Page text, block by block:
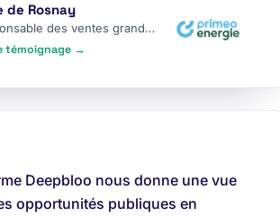
de Rosnay
Responsable des ventes grands comptes
témoignage →
Deepbloo nous donne une vue
opportunités publiques en